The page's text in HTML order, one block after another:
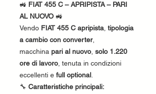
🚜 FIAT 455 C – APRIPISTA – PARI
AL NUOVO 🚜
Vendo FIAT 455 C apripista tipologia
a cambio con converter,
macchina pari al nuovo solo 1.220
ore di lavoro , tenuta in condizioni
eccellenti e full optional
🔧 Caratteristiche principali: